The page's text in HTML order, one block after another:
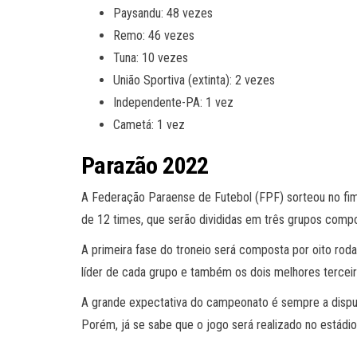
Paysandu: 48 vezes
Remo: 46 vezes
Tuna: 10 vezes
União Sportiva (extinta): 2 vezes
Independente-PA: 1 vez
Cametá: 1 vez
Parazão 2022
A Federação Paraense de Futebol (FPF) sorteou no
de 12 times, que serão divididas em três grupos
A primeira fase do troneio será composta por oito
líder de cada grupo e também os dois melhores
A grande expectativa do campeonato é sempre a
Porém, já se sabe que o jogo será realizado no